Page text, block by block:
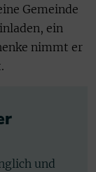
Gemeinde
ein
nimmt er
und